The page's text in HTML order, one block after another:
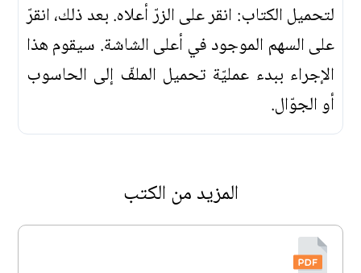
لتحميل الكتاب: انقر على الزرّ أعلاه. بعد ذلك، انقرّ
على السهم الموجود في أعلى الشاشة. سيقوم هذا
الإجراء ببدء عمليّة تحميل الملفّ إلى الحاسوب
أو الجوّال.
المزيد من الكتب